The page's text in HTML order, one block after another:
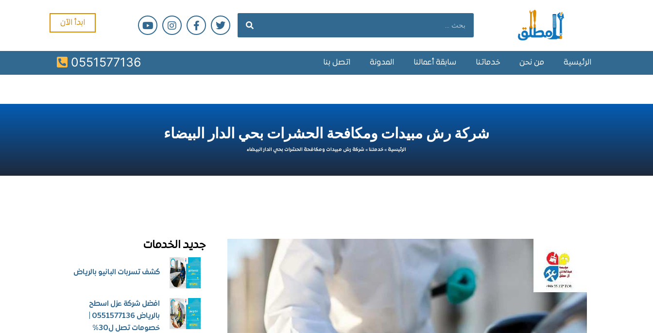
ابدأ الآن
الرئيسية من نحن خدماتنا سابقة أعمالنا المدونة اتصل بنا 0551577136
شركة رش مبيدات ومكافحة الحشرات بحي الدار البيضاء
الرئيسية»خدمتنا» شركة رش مبيدات ومكافحة الحشرات بحي الدار البيضاء
جديد الخدمات
كشف تسربات البانيو بالرياض
افضل شركة عزل اسطح
خصومات تصل ل30%